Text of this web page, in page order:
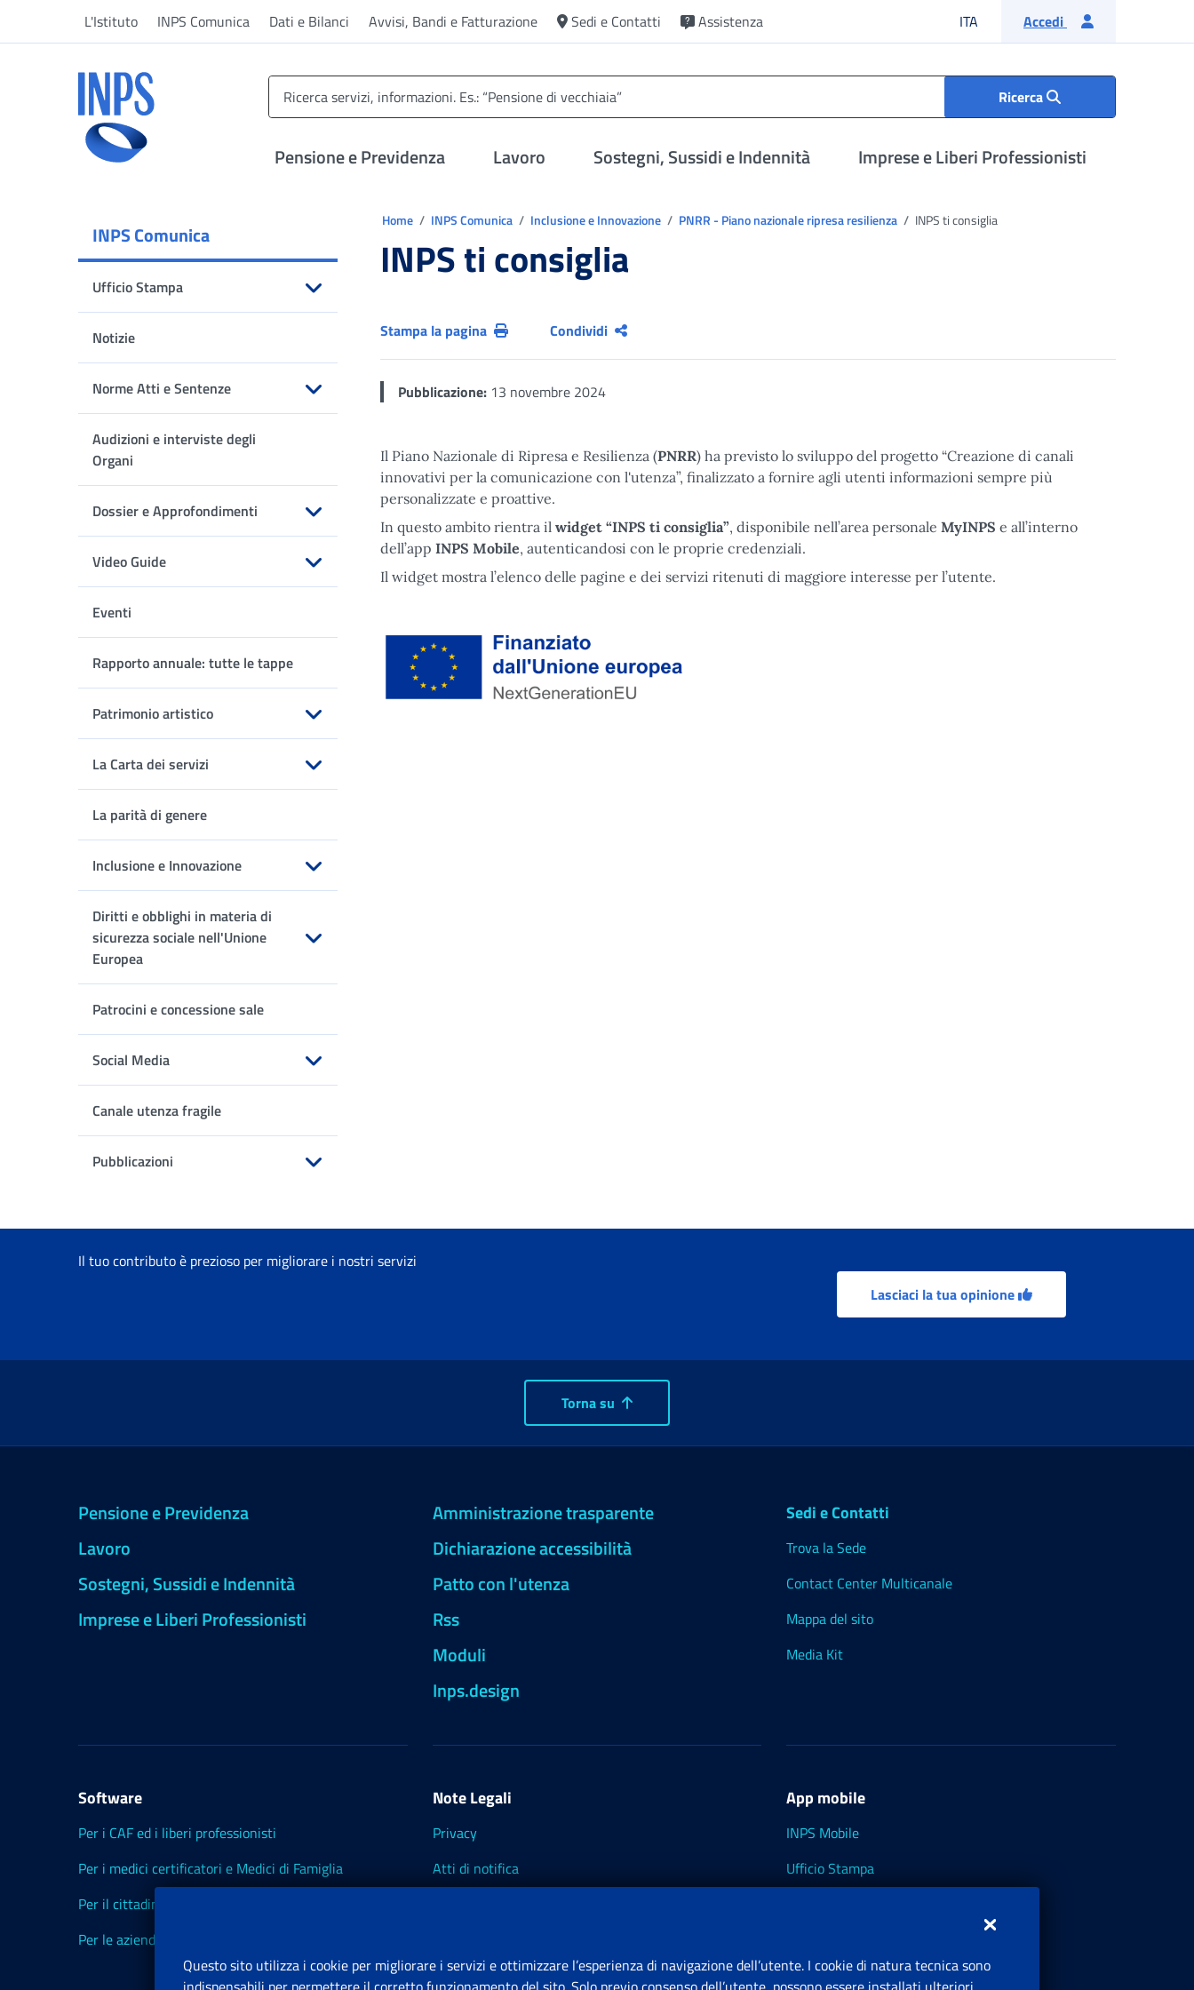
L'Istituto INPS Comunica Dati e Bilanci Avvisi, Bandi e Fatturazione Sedi e Contatti Assistenza ITA Lingua italiana
Accedi
Ricerca
Pensione e Previdenza Lavoro Sostegni, Sussidi e Indennità Imprese e Liberi Professionisti
INPS Comunica
Ufficio Stampa
Apri sottomenu
Notizie
Norme Atti e Sentenze
Apri sottomenu
Audizioni e interviste degli
Organi
Dossier e Approfondimenti
Apri sottomenu
Video Guide
Apri sottomenu
Eventi
Rapporto annuale: tutte le tappe
Patrimonio artistico
Apri sottomenu
La Carta dei servizi
Apri sottomenu
La parità di genere
Inclusione e Innovazione
Apri sottomenu
Diritti e obblighi in materia di
sicurezza sociale nell'Unione
Europea
Apri sottomenu
Patrocini e concessione sale
Social Media
Apri sottomenu
Canale utenza fragile
Pubblicazioni
Home INPS Comunica Inclusione e Innovazione PNRR - Piano nazionale ripresa resilienza INPS ti consiglia
INPS ti consiglia
Stampa la pagina Condividi
Pubblicazione: 13 novembre 2024
Il Piano Nazionale di Ripresa e Resilienza (PNRR) ha previsto lo sviluppo del progetto “Creazione di canali
innovativi per la comunicazione con l'utenza”, finalizzato a fornire agli utenti informazioni sempre più
personalizzate e proattive.
In questo ambito rientra il widget “INPS ti consiglia”, disponibile nell’area personale MyINPS e all’interno
dell’app INPS Mobile, autenticandosi con le proprie credenziali.
Il widget mostra l’elenco delle pagine e dei servizi ritenuti di maggiore interesse per l’utente.
Finanziato dall'Unione Europea tramite Next Generation EU
Il tuo contributo è prezioso per migliorare i nostri servizi
Lasciaci la tua opinione
Torna su
Pensione e Previdenza
Lavoro
Sostegni, Sussidi e Indennità
Imprese e Liberi Professionisti
Amministrazione trasparente
Dichiarazione accessibilità
Patto con l'utenza
Rss
Moduli
Inps.design
Sedi e Contatti
Trova la Sede
Contact Center Multicanale
Mappa del sito
Media Kit
Software
Per i CAF ed i liberi professionisti
Per i medici certificatori e Medici di Famiglia
Per il cittadino
Per le aziende ed i Consulenti
Note Legali
Privacy
Atti di notifica
App mobile
INPS Mobile
Ufficio Stampa
Questo sito utilizza i cookie per migliorare i servizi e ottimizzare l’esperienza di navigazione dell’utente. I cookie di natura tecnica sono